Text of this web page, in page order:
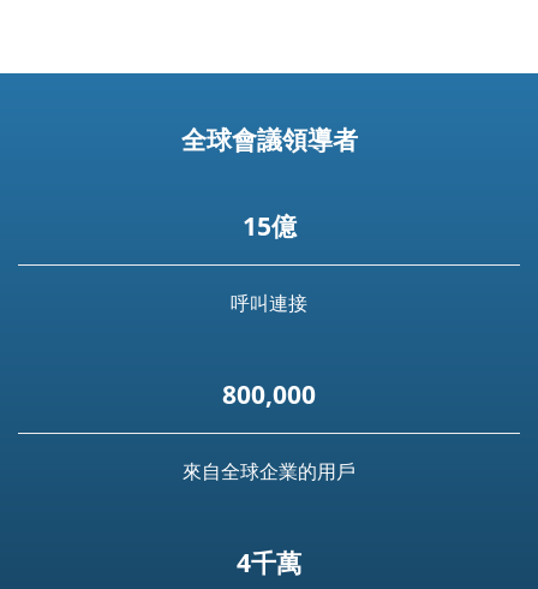
全球會議領導者
15億
呼叫連接
800,000
來自全球企業的用戶
4千萬